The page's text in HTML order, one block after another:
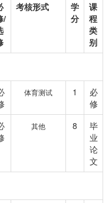
/
考核形式
学
分
课
程
类
别
体育测试 1
必
修
其他 8
毕
业
论
文